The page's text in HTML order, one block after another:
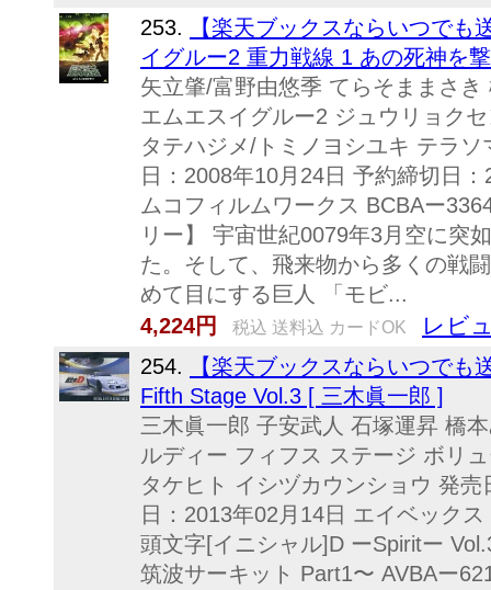
253.
【楽天ブックスならいつで
イグルー2 重力戦線 1 あの死神を
矢立肇/富野由悠季 てらそままさ
エムエスイグルー2 ジュウリョク
タテハジメ/トミノヨシユキ テラ
日：2008年10月24日 予約締切日
ムコフィルムワークス BCBAー
リー】 宇宙世紀0079年3月空に突
た。そして、飛来物から多くの戦
めて目にする巨人 「モビ...
4,224円
税込 送料込 カードOK レビ
254.
【楽天ブックスならいつで
Fifth Stage Vol.3 [ 三木眞一郎 ]
三木眞一郎 子安武人 石塚運昇 橋
ルディー フィフス ステージ ボリ
タケヒト イシヅカウンショウ 発
日：2013年02月14日 エイベック
頭文字[イニシャル]D ーSpiritー
筑波サーキット Part1〜 AVBAー